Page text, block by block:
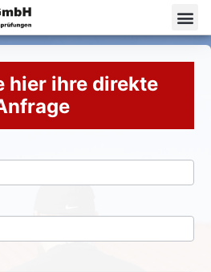
hier ihre direkte